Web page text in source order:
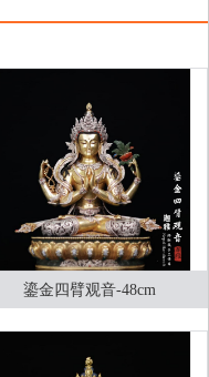
鎏金四臂观音-48cm